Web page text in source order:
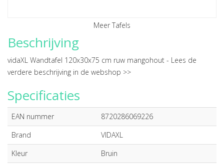
Meer Tafels
Beschrijving
vidaXL Wandtafel 120x30x75 cm ruw mangohout - Lees de
verdere beschrijving in de webshop >>
Specificaties
EAN nummer
8720286069226
Brand
VIDAXL
Kleur
Bruin